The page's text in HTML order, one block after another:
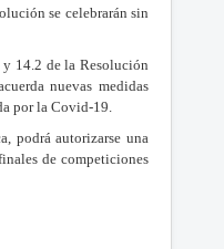
se celebrarán sin
y 14.2 de la Resolución
nuevas medidas
por la Covid-19.
podrá autorizarse una
de competiciones